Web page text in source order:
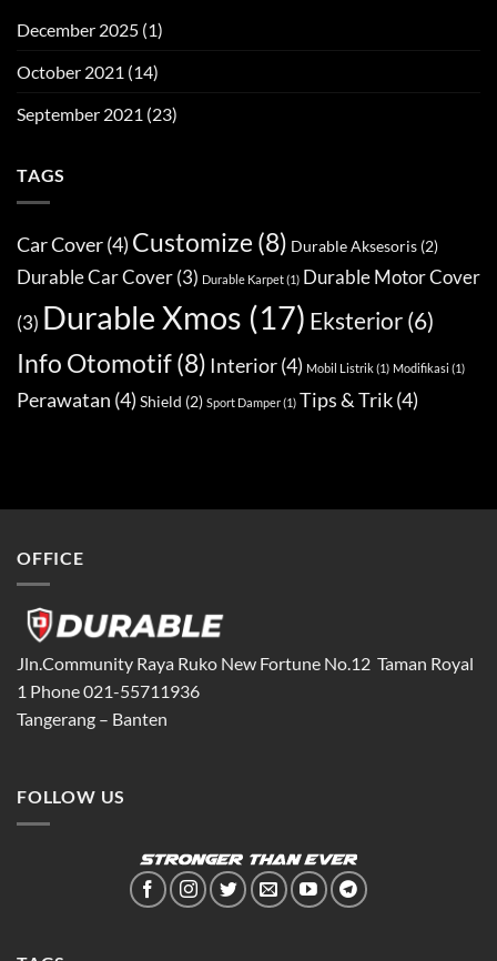
December 2025 (1)
October 2021 (14)
September 2021 (23)
TAGS
Car Cover(4) Customize (8) Durable Aksesoris (2)
Durable Car Cover (3) Durable Karpet(1) Durable Motor Cover
(3) Durable Xmos (17) Eksterior(6)
Info Otomotif(8) Interior(4) Mobil Listrik(1) Modifikasi (1)
Perawatan (4) Shield (2) Sport Damper(1) Tips & Trik(4)
OFFICE
Jln.Community Raya Ruko New Fortune No.12 Taman Royal
1 Phone 021-55711936
Tangerang – Banten
FOLLOW US